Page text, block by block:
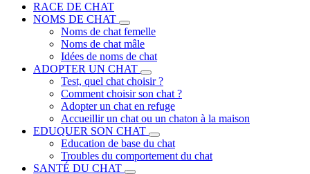
RACE DE CHAT
NOMS DE CHAT
Noms de chat femelle
Noms de chat mâle
Idées de noms de chat
ADOPTER UN CHAT
Test, quel chat choisir ?
Comment choisir son chat ?
Adopter un chat en refuge
Accueillir un chat ou un chaton à la maison
EDUQUER SON CHAT
Education de base du chat
Troubles du comportement du chat
SANTÉ DU CHAT